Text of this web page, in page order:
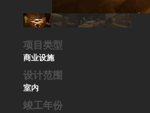
项目类型
商业设施
设计范围
室内
竣工年份